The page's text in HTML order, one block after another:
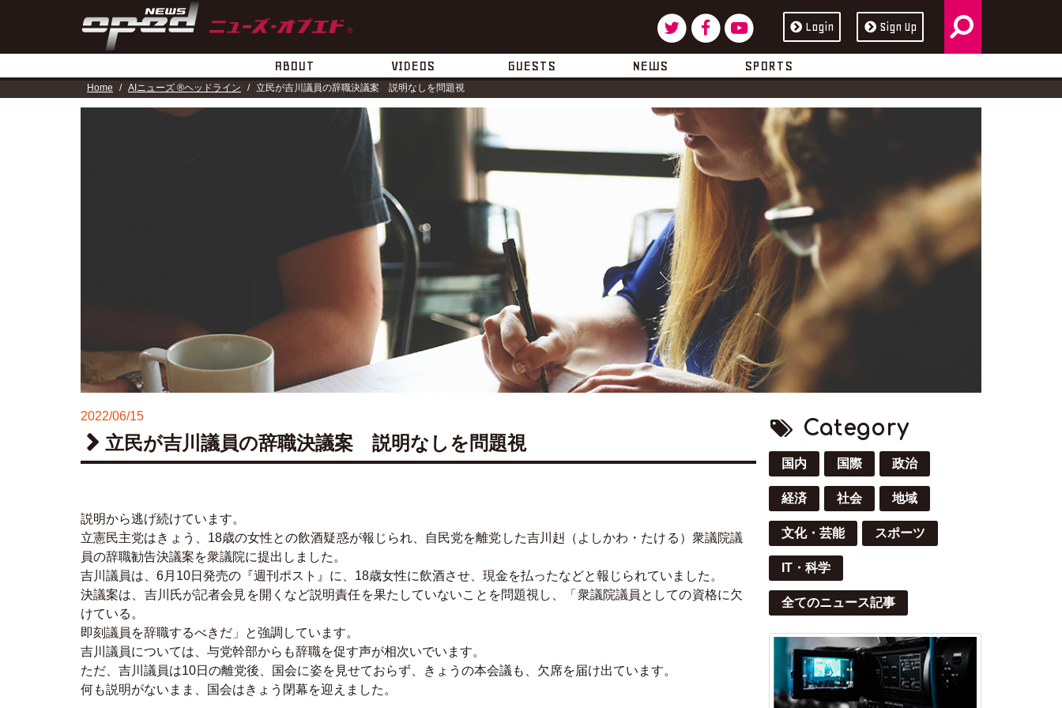
ツ
タ
ー
フ
ス
ブ
ッ
ク
ユ
ー
ュ
Login Sign Up
ABOUT VIDEOS GUESTS NEWS SPORTS
Home AIニューズ ®ヘッドライン 立民が吉川議員の辞職決議案 説明なしを問題視
2022/06/15
立民が吉川議員の辞職決議案 説明なしを問題視
説明から逃げ続けています。
立憲民主党はきょう、18歳の女性との飲酒疑惑が報じられ、自民党を離党した吉川赳（よしかわ・たける）衆議院議
員の辞職勧告決議案を衆議院に提出しました。
吉川議員は、6月10日発売の『週刊ポスト』に、18歳女性に飲酒させ、現金を払ったなどと報じられていました。
決議案は、吉川氏が記者会見を開くなど説明責任を果たしていないことを問題視し、「衆議院議員としての資格に欠
けている。
即刻議員を辞職するべきだ」と強調しています。
吉川議員については、与党幹部からも辞職を促す声が相次いでいます。
ただ、吉川議員は10日の離党後、国会に姿を見せておらず、きょうの本会議も、欠席を届け出ています。
何も説明がないまま、国会はきょう閉幕を迎えました。
Category
国内 国際 政治
経済 社会 地域
文化・芸能 スポーツ
IT・科学
全てのニュース記事
タ
ス
ッ
ク
ュ
ー
ブ